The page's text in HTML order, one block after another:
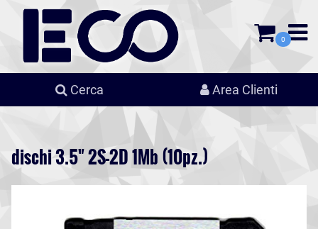
0
Cerca Area Clienti
dischi 3.5" 2S-2D 1Mb (10pz.)